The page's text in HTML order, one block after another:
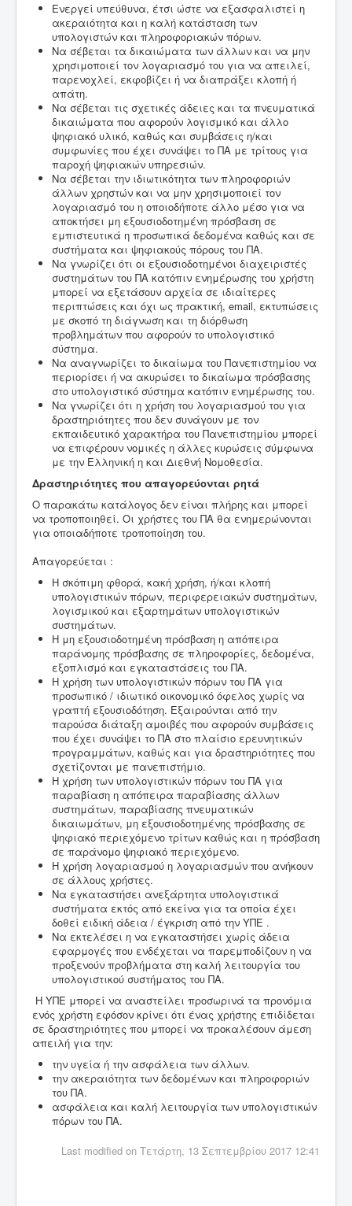
Ενεργεί υπεύθυνα, έτσι ώστε να εξασφαλιστεί η
ακεραιότητα και η καλή κατάσταση των
υπολογιστών και πληροφοριακών πόρων.
Να σέβεται τα δικαιώματα των άλλων και να μην
χρησιμοποιεί τον λογαριασμό του για να απειλεί,
παρενοχλεί, εκφοβίζει ή να διαπράξει κλοπή ή
απάτη.
Να σέβεται τις σχετικές άδειες και τα πνευματικά
δικαιώματα που αφορούν λογισμικό και άλλο
ψηφιακό υλικό, καθώς και συμβάσεις η/και
συμφωνίες που έχει συνάψει το ΠΑ με τρίτους για
παροχή ψηφιακών υπηρεσιών.
Να σέβεται την ιδιωτικότητα των πληροφοριών
άλλων χρηστών και να μην χρησιμοποιεί τον
λογαριασμό του η οποιοδήποτε άλλο μέσο για να
αποκτήσει μη εξουσιοδοτημένη πρόσβαση σε
εμπιστευτικά η προσωπικά δεδομένα καθώς και σε
συστήματα και ψηφιακούς πόρους του ΠΑ.
Να γνωρίζει ότι οι εξουσιοδοτημένοι διαχειριστές
συστημάτων του ΠΑ κατόπιν ενημέρωσης του χρήστη
μπορεί να εξετάσουν αρχεία σε ιδιαίτερες
περιπτώσεις και όχι ως πρακτική, email, εκτυπώσεις
με σκοπό τη διάγνωση και τη διόρθωση
προβλημάτων που αφορούν το υπολογιστικό
σύστημα.
Να αναγνωρίζει το δικαίωμα του Πανεπιστημίου να
περιορίσει ή να ακυρώσει το δικαίωμα πρόσβασης
στο υπολογιστικό σύστημα κατόπιν ενημέρωσης του.
Να γνωρίζει ότι η χρήση του λογαριασμού του για
δραστηριότητες που δεν συνάγουν με τον
εκπαιδευτικό χαρακτήρα του Πανεπιστημίου μπορεί
να επιφέρουν νομικές η άλλες κυρώσεις σύμφωνα
με την Ελληνική η και Διεθνή Νομοθεσία.
Δραστηριότητες που απαγορεύονται ρητά
Ο παρακάτω κατάλογος δεν είναι πλήρης και μπορεί
να τροποποιηθεί. Οι χρήστες του ΠΑ θα ενημερώνονται
για οποιαδήποτε τροποποίηση του.
Απαγορεύεται :
Η σκόπιμη φθορά, κακή χρήση, ή/και κλοπή
υπολογιστικών πόρων, περιφερειακών συστημάτων,
λογισμικού και εξαρτημάτων υπολογιστικών
συστημάτων.
Η μη εξουσιοδοτημένη πρόσβαση η απόπειρα
παράνομης πρόσβασης σε πληροφορίες, δεδομένα,
εξοπλισμό και εγκαταστάσεις του ΠΑ.
Η χρήση των υπολογιστικών πόρων του ΠΑ για
προσωπικό / ιδιωτικό οικονομικό όφελος χωρίς να
γραπτή εξουσιοδότηση. Εξαιρούνται από την
παρούσα διάταξη αμοιβές που αφορούν συμβάσεις
που έχει συνάψει το ΠΑ στο πλαίσιο ερευνητικών
προγραμμάτων, καθώς και για δραστηριότητες που
σχετίζονται με πανεπιστήμιο.
Η χρήση των υπολογιστικών πόρων του ΠΑ για
παραβίαση η απόπειρα παραβίασης άλλων
συστημάτων, παραβίασης πνευματικών
δικαιωμάτων, μη εξουσιοδοτημένης πρόσβασης σε
ψηφιακό περιεχόμενο τρίτων καθώς και η πρόσβαση
σε παράνομο ψηφιακό περιεχόμενο.
Η χρήση λογαριασμού η λογαριασμών που ανήκουν
σε άλλους χρήστες.
Να εγκαταστήσει ανεξάρτητα υπολογιστικά
συστήματα εκτός από εκείνα για τα οποία έχει
δοθεί ειδική άδεια / έγκριση από την ΥΠΕ .
Να εκτελέσει η να εγκαταστήσει χωρίς άδεια
εφαρμογές που ενδέχεται να παρεμποδίζουν η να
προξενούν προβλήματα στη καλή λειτουργία του
υπολογιστικού συστήματος του ΠΑ.
Η ΥΠΕ μπορεί να αναστείλει προσωρινά τα προνόμια
ενός χρήστη εφόσον κρίνει ότι ένας χρήστης επιδίδεται
σε δραστηριότητες που μπορεί να προκαλέσουν άμεση
απειλή για την:
την υγεία ή την ασφάλεια των άλλων.
την ακεραιότητα των δεδομένων και πληροφοριών
του ΠΑ.
ασφάλεια και καλή λειτουργία των υπολογιστικών
πόρων του ΠΑ.
Last modified on Τετάρτη, 13 Σεπτεμβρίου 2017 12:41